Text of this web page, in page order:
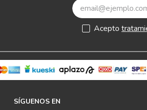
Acepto
SÍGUENOS EN